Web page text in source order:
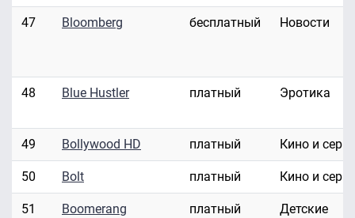
47 Bloomberg бесплатный Новости
48 Blue Hustler платный Эротика
49 Bollywood HD платный Кино и
50 Bolt платный Кино и
51 Boomerang платный Детские